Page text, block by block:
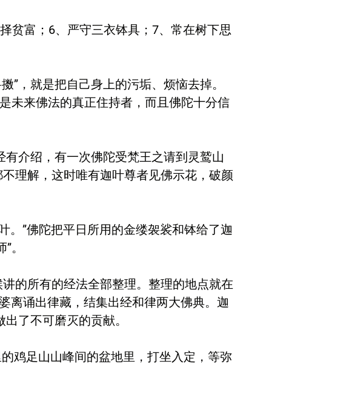
贫富；6、严守三衣钵具；7、常在树下思
，就是把自己身上的污垢、烦恼去掉。
未来佛法的真正住持者，而且佛陀十分信
介绍，有一次佛陀受梵王之请到灵鹫山
理解，这时唯有迦叶尊者见佛示花，破颜
”佛陀把平日所用的金缕袈裟和钵给了迦
。
的所有的经法全部整理。整理的地点就在
离诵出律藏，结集出经和律两大佛典。迦
了不可磨灭的贡献。
足山山峰间的盆地里，打坐入定，等弥